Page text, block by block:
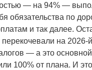
— на 94% —
обязательства по
и так далее.
на 2026-
— а это основной
100% от плана. И